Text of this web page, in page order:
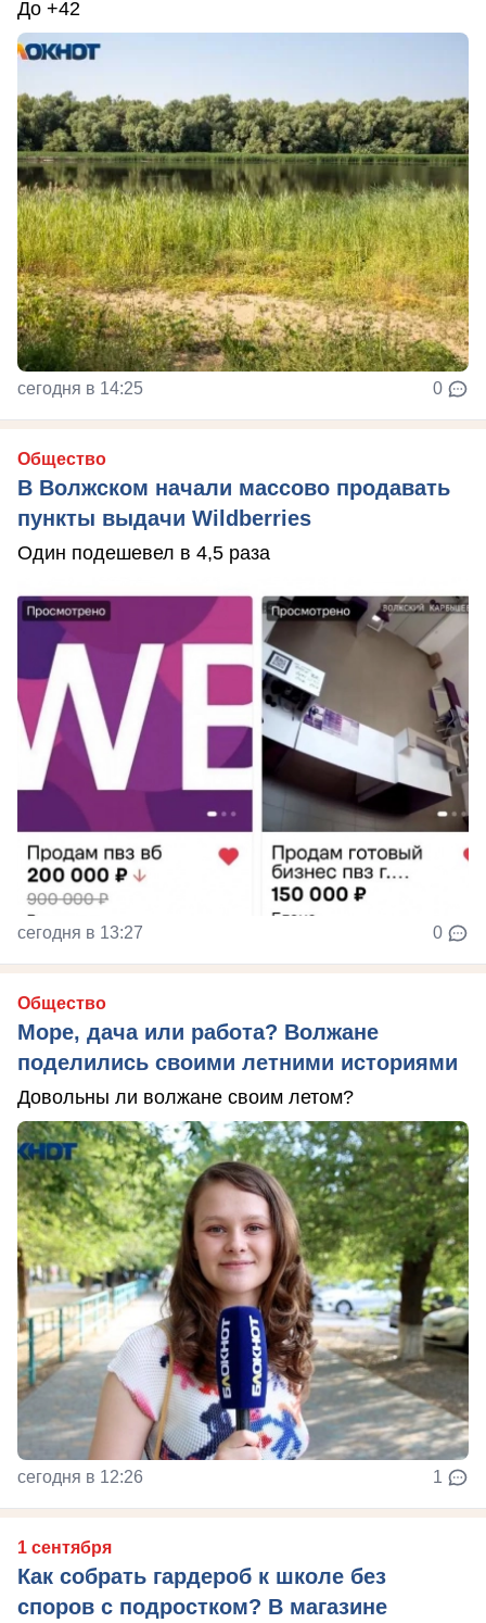
До +42
сегодня в 14:25 0
Общество
В Волжском начали массово продавать
пункты выдачи Wildberries
Один подешевел в 4,5 раза
сегодня в 13:27 0
Общество
Море, дача или работа? Волжане
поделились своими летними историями
Довольны ли волжане своим летом?
сегодня в 12:26 1
1 сентября
Как собрать гардероб к школе без
споров с подростком? В магазине